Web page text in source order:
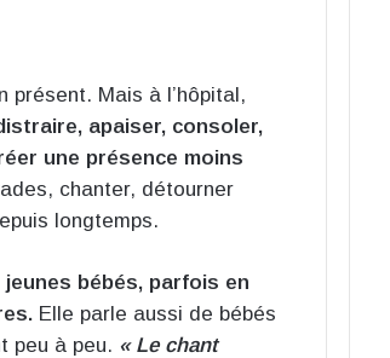
présent. Mais à l’hôpital,
apaiser, consoler,
une présence moins
chanter, détourner
longtemps.
bébés, parfois en
Elle parle aussi de bébés
peu à peu. « Le chant